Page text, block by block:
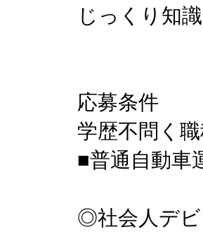
じっくり知
応募条件
学歴不問く
■普通自動車
◎社会人デビ